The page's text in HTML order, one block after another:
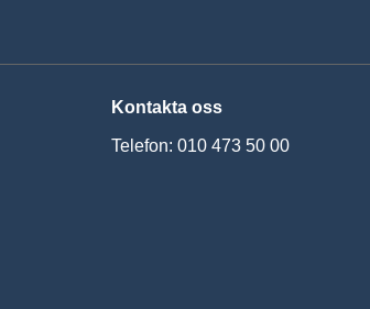
Kontakta oss
Telefon: 010 473 50 00